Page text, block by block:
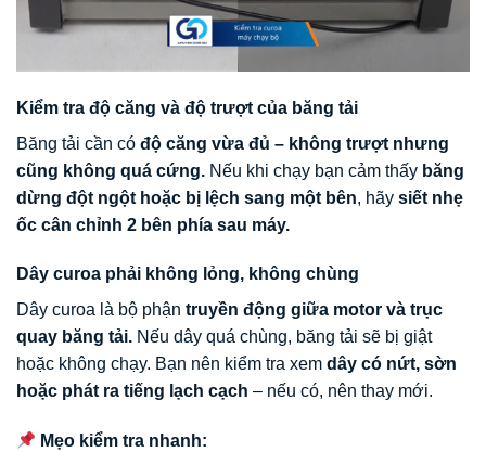
Kiểm tra độ căng và độ trượt của băng tải
Băng tải cần có độ căng vừa đủ – không trượt nhưng
cũng không quá cứng. Nếu khi chạy bạn cảm thấy băng
dừng đột ngột hoặc bị lệch sang một bên, hãy siết nhẹ
ốc cân chỉnh 2 bên phía sau máy.
Dây curoa phải không lỏng, không chùng
Dây curoa là bộ phận truyền động giữa motor và trục
quay băng tải. Nếu dây quá chùng, băng tải sẽ bị giật
hoặc không chạy. Bạn nên kiểm tra xem dây có nứt, sờn
hoặc phát ra tiếng lạch cạch – nếu có, nên thay mới.
Mẹo kiểm tra nhanh: